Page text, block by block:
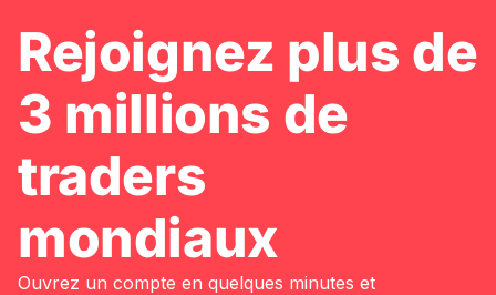
Rejoignez plus de
3 millions de
traders
mondiaux
Ouvrez un compte en quelques minutes et